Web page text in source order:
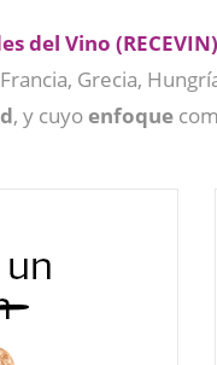
del Vino (RECEVIN)
Grecia,
, y cuyoenfoque